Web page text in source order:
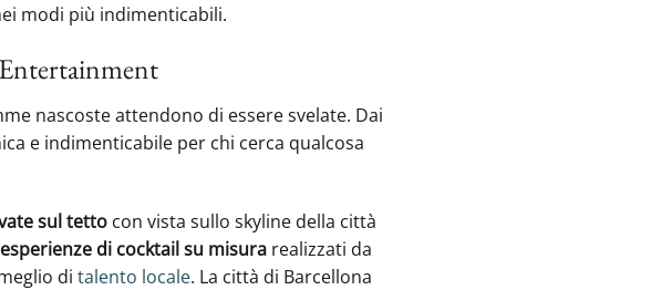
modi più indimenticabili.
‍Entertainment
nascoste attendono di essere svelate. Dai
e indimenticabile per chi cerca qualcosa
sul tetto con vista sullo skyline della città
esperienze di cocktail su misura realizzati da
di talento locale. ‍La città di Barcellona